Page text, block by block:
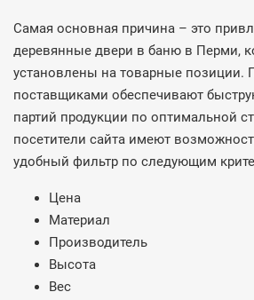
Самая основная причина – это
деревянные двери в баню в Перми,
установлены на товарные позиции.
поставщиками обеспечивают
партий продукции по оптимальной
посетители сайта имеют
удобный фильтр по следующим
Цена
Материал
Производитель
Высота
Вес